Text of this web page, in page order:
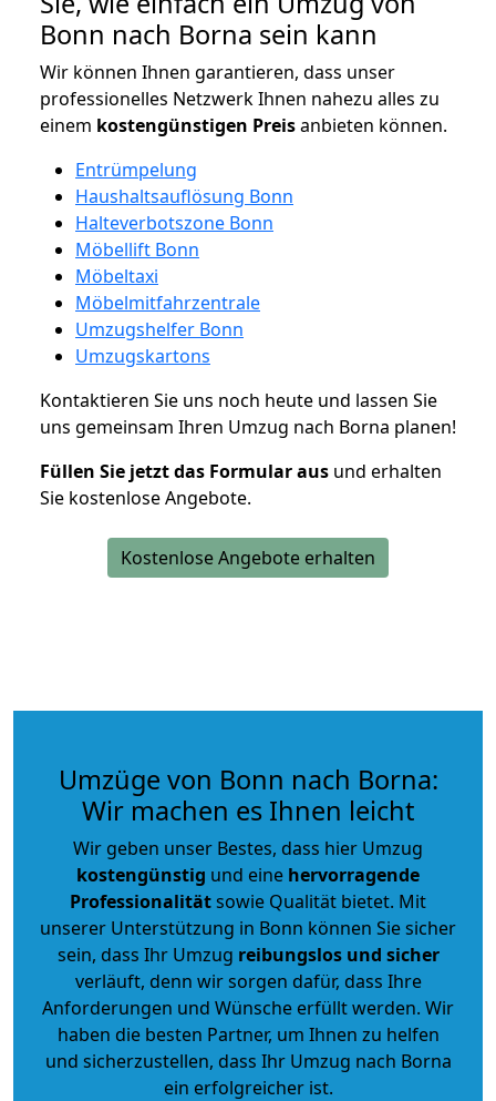
Bonn nach Borna sein kann
Wir können Ihnen garantieren, dass unser
professionelles Netzwerk Ihnen nahezu alles zu
einem kostengünstigen Preisanbieten können.
Entrümpelung
Haushaltsauflösung Bonn
Halteverbotszone Bonn
Möbellift Bonn
Möbeltaxi
Möbelmitfahrzentrale
Umzugshelfer Bonn
Umzugskartons
Kontaktieren Sie uns noch heute und lassen Sie
uns gemeinsam Ihren Umzug nach Borna planen!
Füllen Sie jetzt das Formular aus und erhalten
Sie kostenlose Angebote.
Kostenlose Angebote erhalten
Umzüge von Bonn nach Borna:
Wir machen es Ihnen leicht
Wir geben unser Bestes, dass hier Umzug
kostengünstig und eine hervorragende
Professionalitätsowie Qualität bietet. Mit
unserer Unterstützung in Bonn können Sie sicher
sein, dass Ihr Umzug reibungslos und sicher
verläuft, denn wir sorgen dafür, dass Ihre
Anforderungen und Wünsche erfüllt werden. Wir
haben die besten Partner, um Ihnen zu helfen
und sicherzustellen, dass Ihr Umzug nach Borna
ein erfolgreicher ist.